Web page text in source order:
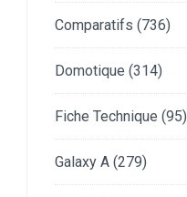
Comparatifs (736)
Domotique (314)
Fiche Technique (95)
Galaxy A (279)